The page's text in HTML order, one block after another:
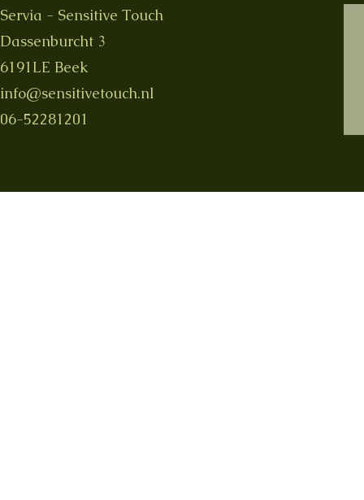
Servia - Sensitive Touch
Dassenburcht 3
6191LE Beek
info@sensitivetouch.nl
06-52281201